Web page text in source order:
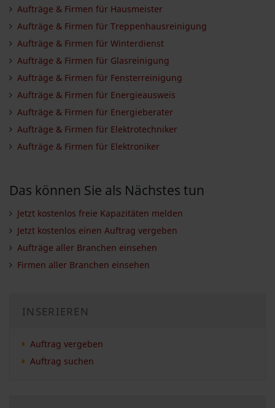
Aufträge & Firmen für Hausmeister
Aufträge & Firmen für Treppenhausreinigung
Aufträge & Firmen für Winterdienst
Aufträge & Firmen für Glasreinigung
Aufträge & Firmen für Fensterreinigung
Aufträge & Firmen für Energieausweis
Aufträge & Firmen für Energieberater
Aufträge & Firmen für Elektrotechniker
Aufträge & Firmen für Elektroniker
Das können Sie als Nächstes tun
Jetzt kostenlos freie Kapazitäten melden
Jetzt kostenlos einen Auftrag vergeben
Aufträge aller Branchen einsehen
Firmen aller Branchen einsehen
INSERIEREN
Auftrag vergeben
Auftrag suchen